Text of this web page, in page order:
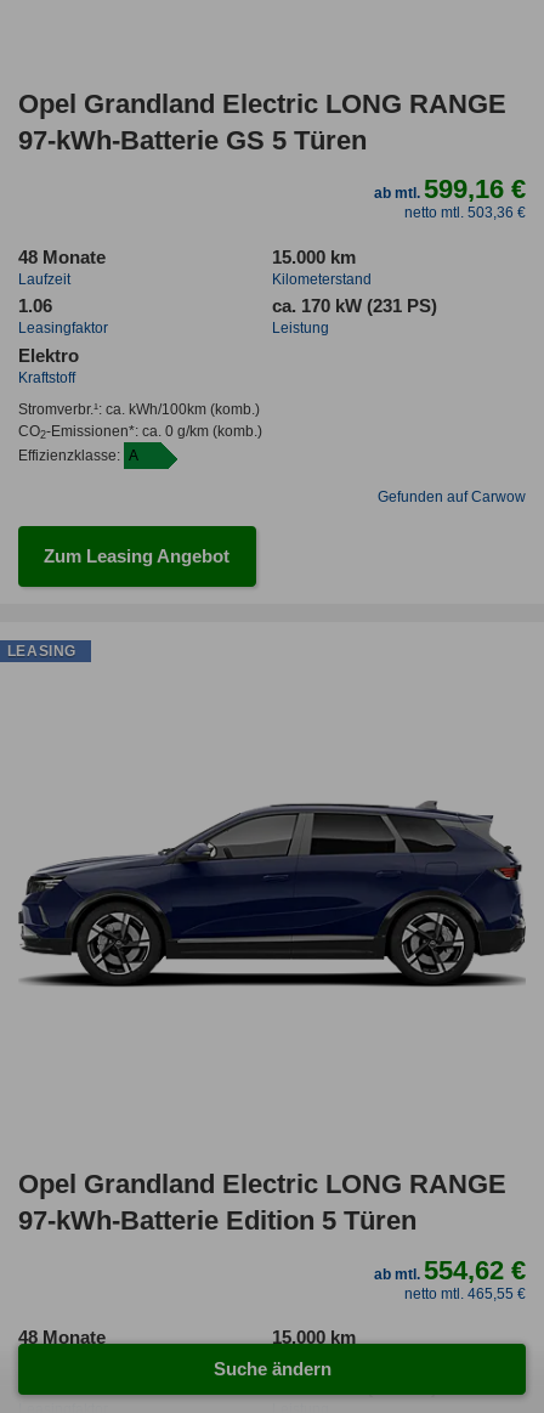
Opel Grandland Electric LONG RANGE
97-kWh-Batterie GS 5 Türen
ab mtl.599,16 €
netto mtl. 503,36 €
48 Monate
Laufzeit
15.000 km
Kilometerstand
1.06
Leasingfaktor
ca. 170 kW (231 PS)
Leistung
Elektro
Kraftstoff
Stromverbr.¹: ca. kWh/100km(komb.)
CO2-Emissionen*: ca. 0 g/km(komb.)
Effizienzklasse: A
Gefunden auf Carwow
Zum Leasing Angebot
Opel Grandland Electric LONG RANGE
97-kWh-Batterie Edition 5 Türen
ab mtl.554,62 €
netto mtl. 465,55 €
48 Monate 15.000 km
Kilometerstand
1.06
LEASING
Suche ändern